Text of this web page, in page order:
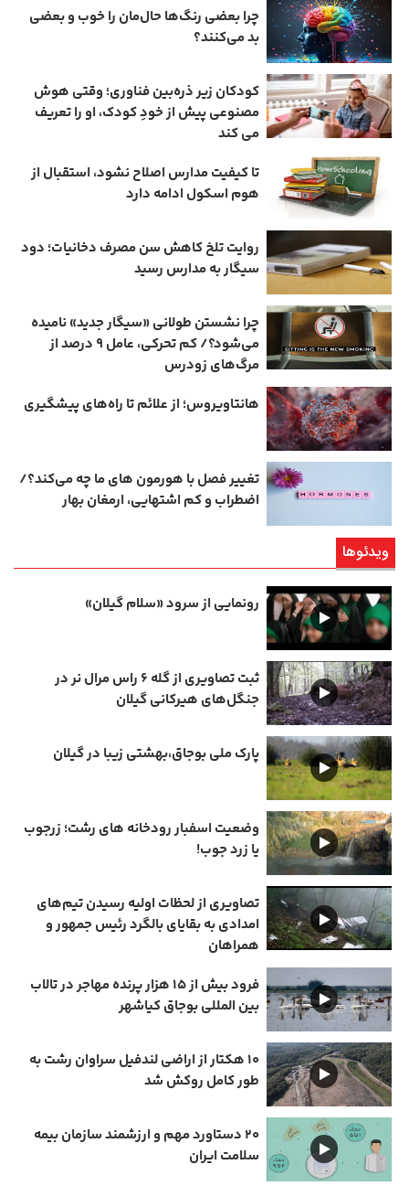
چرا بعضی رنگ‌ها حال‌مان را خوب و بعضی
بد می‌کنند؟
کودکان زیر ذره‌بین فناوری؛ وقتی هوش
مصنوعی پیش از خودِ کودک، او را تعریف
می ‌کند
تا کیفیت مدارس اصلاح نشود، استقبال از
هوم ‌اسکول ادامه دارد
روایت تلخ کاهش سن مصرف دخانیات؛ دود
سیگار به مدارس رسید
چرا نشستن طولانی «سیگار جدید» نامیده
می‌شود؟/ کم‌ تحرکی، عامل ۹ درصد از
مرگ‌های زودرس
هانتاویروس؛ از علائم تا راه‌های پیشگیری
تغییر فصل با هورمون‌ های ما چه می‌کند؟/
اضطراب و کم‌ اشتهایی، ارمغان بهار
ویدئوها
رونمایی از سرود «سلام گیلان»
ثبت تصاویری از گله ۶ راس مرال نر در
جنگل‌های هیرکانی گیلان
پارک ملی بوجاق،بهشتی زیبا در گیلان
وضعیت اسفبار رودخانه های رشت؛ زرجوب
یا زرد جوب!
تصاویری از لحظات اولیه رسیدن تیم‌های
امدادی به بقایای بالگرد رئیس جمهور و
همراهان
فرود بیش از ۱۵ هزار پرنده مهاجر در تالاب
بین المللی بوجاق کیاشهر
۱۰ هکتار از اراضی لندفیل سراوان رشت به
طور کامل روکش شد
۲۰ دستاورد مهم و ارزشمند سازمان بیمه
سلامت ایران